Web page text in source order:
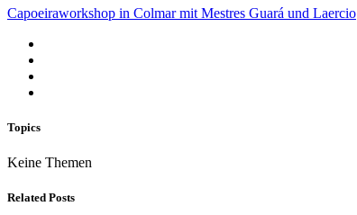
Capoeiraworkshop in Colmar mit Mestres Guará und Laercio
Topics
Keine Themen
Related Posts